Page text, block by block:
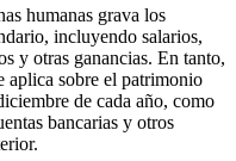
humanas grava los
incluyendo salarios,
y otras ganancias. En tanto,
aplica sobre el patrimonio
de cada año, como
bancarias y otros